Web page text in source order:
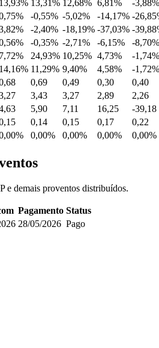
13,93% 13,31% 12,68% 6,81%
-3,88%
-0,55% -5,02% -14,17% -
-2,40% -18,19% -37,03% -
-0,35% -2,71% -6,15%
-8,70%
7,72% 24,93% 10,25% 4,73%
-1,74%
14,16% 11,29% 9,40% 4,58%
-1,72%
0,69 0,49 0,30
0,40
3,43 3,27 2,89
2,26
5,90 7,11 16,25
-39,18
0,14 0,15 0,17
0,22
0,00% 0,00% 0,00% 0,00%
e demais proventos distribuídos.
Pagamento Status
28/05/2026 Pago